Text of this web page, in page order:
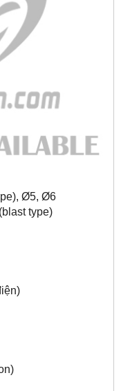
Ø5, Ø6
type)